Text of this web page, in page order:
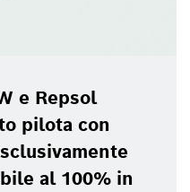
e Repsol
pilota con
al 100% in